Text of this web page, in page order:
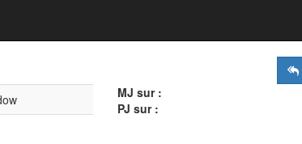
MJ sur :
PJ sur :